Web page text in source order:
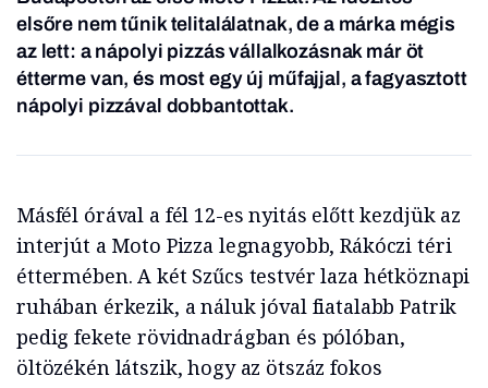
elsőre nem tűnik telitalálatnak, de a márka mégis
az lett: a nápolyi pizzás vállalkozásnak már öt
étterme van, és most egy új műfajjal, a fagyasztott
nápolyi pizzával dobbantottak.
Másfél órával a fél 12-es nyitás előtt kezdjük az
interjút a Moto Pizza legnagyobb, Rákóczi téri
éttermében. A két Szűcs testvér laza hétköznapi
ruhában érkezik, a náluk jóval fiatalabb Patrik
pedig fekete rövidnadrágban és pólóban,
öltözékén látszik, hogy az ötszáz fokos